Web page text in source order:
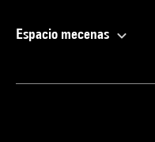
Espacio mecenas